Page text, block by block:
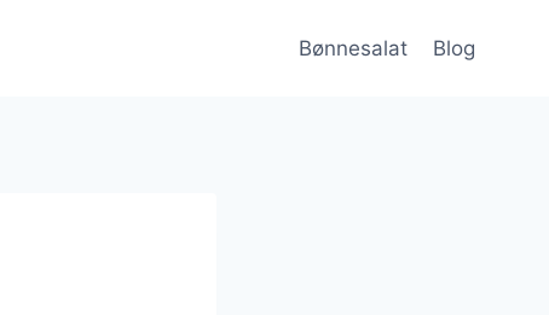
Bønnesalat Blog